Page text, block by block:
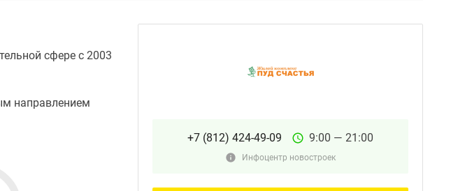
сфере с 2003
направлением
+7 (812) 424-49-09 9:00 — 21:00
Инфоцентр новостроек